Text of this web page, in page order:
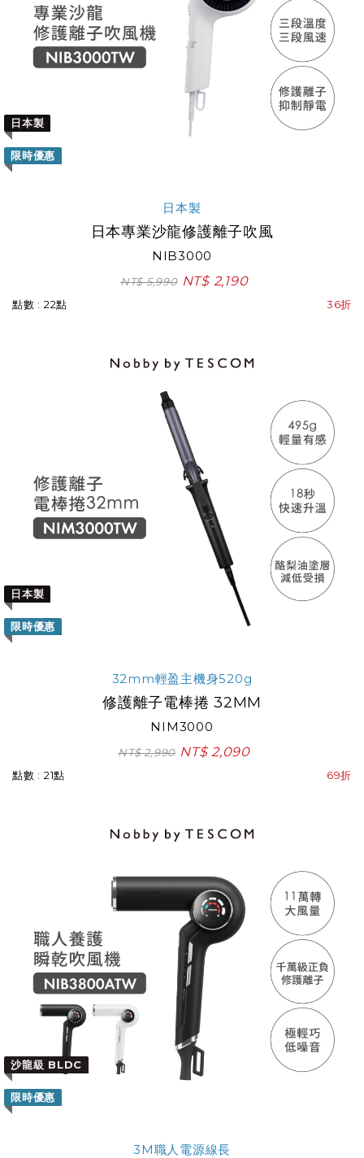
限時優惠
日本製
日本製
日本專業沙龍修護離子吹風
NIB3000
NT$ 5,990 NT$ 2,190
點數 : 22點 36折
限時優惠
日本製
32mm輕盈主機身520g
修護離子電棒捲 32MM
NIM3000
NT$ 2,990 NT$ 2,090
點數 : 21點 69折
限時優惠
沙龍級 BLDC
3M職人電源線長